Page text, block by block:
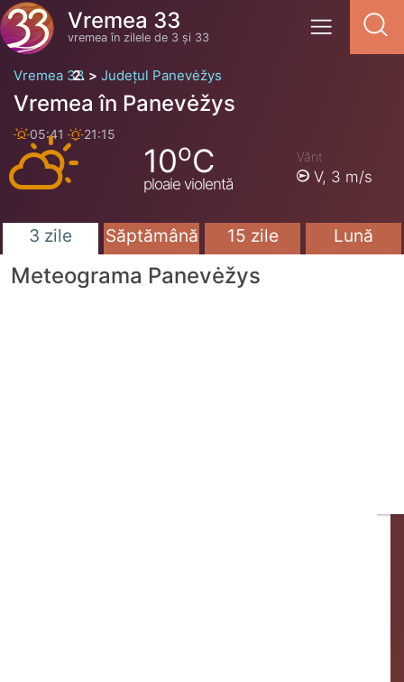
Vremea 33
vremea în zilele de 3 și 33
Vremea 33 Județul Panevėžys
Vremea în Panevėžys
05:41 21:15
10oC
ploaie violentă
Vânt
V, 3 m/s
3 zile Săptămână 15 zile Lună
Meteograma Panevėžys